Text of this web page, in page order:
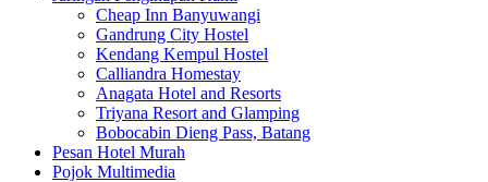
Cheap Inn Banyuwangi
Gandrung City Hostel
Kendang Kempul Hostel
Calliandra Homestay
Anagata Hotel and Resorts
Triyana Resort and Glamping
Bobocabin Dieng Pass, Batang
Pesan Hotel Murah
Pojok Multimedia